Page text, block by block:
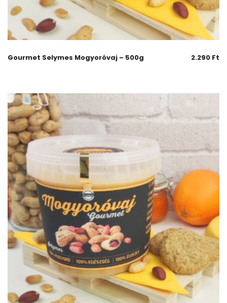
Gourmet Selymes Mogyoróvaj – 500g 2.290 Ft